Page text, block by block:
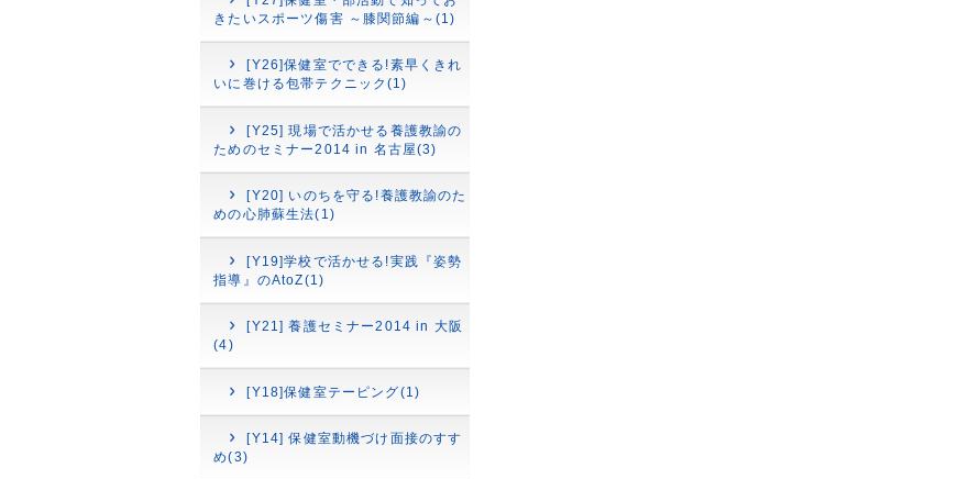
きたいスポーツ傷害 ～膝関節編～(1)
[Y26]保健室でできる!素早くきれ
いに巻ける包帯テクニック(1)
[Y25] 現場で活かせる養護教諭の
ためのセミナー2014 in 名古屋(3)
[Y20] いのちを守る!養護教諭のた
めの心肺蘇生法(1)
[Y19]学校で活かせる!実践『姿勢
指導』のAtoZ(1)
[Y21] 養護セミナー2014 in 大阪
(4)
[Y18]保健室テーピング(1)
[Y14] 保健室動機づけ面接のすす
め(3)